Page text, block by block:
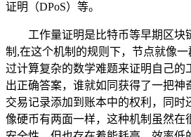
证明（DPoS）等。
工作量证明是比特币等早期区块
制,在这个机制的规则下，节点就像
过计算复杂的数学难题来证明自己的
出正确答案，谁就如同获得了一把神
交易记录添加到账本中的权利，同时
像硬币有两面一样，这种机制虽然在